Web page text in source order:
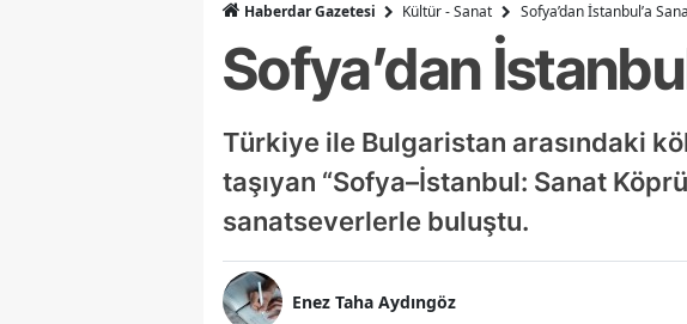
Haberdar Gazetesi Kültür - Sanat Sofya’dan İstanbul’a
Sofya’dan
Türkiye ile Bulgaristan arasındaki
taşıyan “Sofya–İstanbul: Sanat
sanatseverlerle buluştu.
Enez Taha Aydıngöz